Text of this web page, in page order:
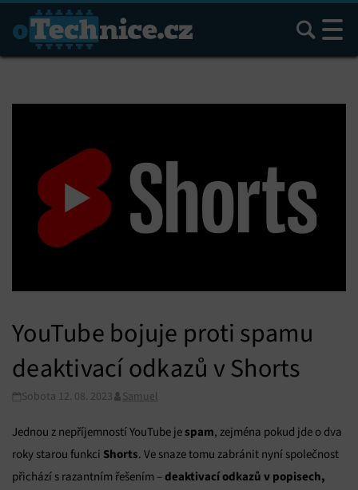
Hledat
YouTube bojuje proti spamu
deaktivací odkazů v Shorts
Sobota 12. 08. 2023 Samuel
Jednou z nepříjemností YouTube je spam, zejména pokud jde o dva
roky starou funkci Shorts. Ve snaze tomu zabránit nyní společnost
přichází s razantním řešením –deaktivací odkazů v popisech,